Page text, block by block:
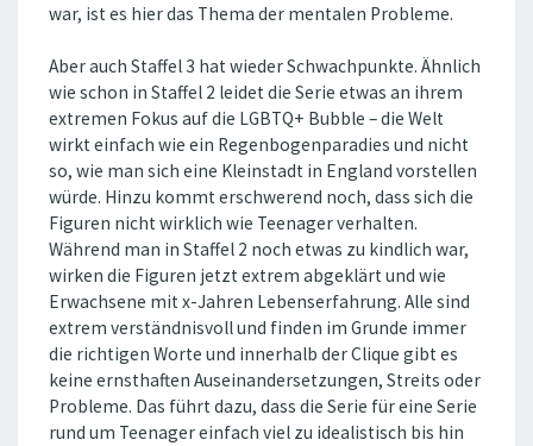
war, ist es hier das Thema der mentalen Probleme.
Aber auch Staffel 3 hat wieder Schwachpunkte. Ähnlich
wie schon in Staffel 2 leidet die Serie etwas an ihrem
extremen Fokus auf die LGBTQ+ Bubble – die Welt
wirkt einfach wie ein Regenbogenparadies und nicht
so, wie man sich eine Kleinstadt in England vorstellen
würde. Hinzu kommt erschwerend noch, dass sich die
Figuren nicht wirklich wie Teenager verhalten.
Während man in Staffel 2 noch etwas zu kindlich war,
wirken die Figuren jetzt extrem abgeklärt und wie
Erwachsene mit x-Jahren Lebenserfahrung. Alle sind
extrem verständnisvoll und finden im Grunde immer
die richtigen Worte und innerhalb der Clique gibt es
keine ernsthaften Auseinandersetzungen, Streits oder
Probleme. Das führt dazu, dass die Serie für eine Serie
rund um Teenager einfach viel zu idealistisch bis hin